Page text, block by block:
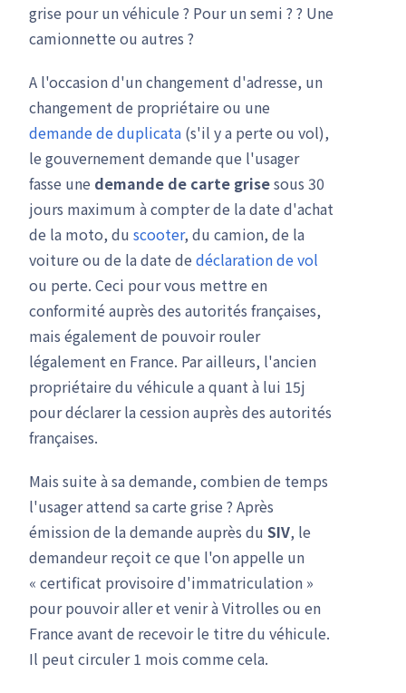
grise pour un véhicule ? Pour un semi ? ? Une
camionnette ou autres ?
A l'occasion d'un changement d'adresse, un
changement de propriétaire ou une
demande de duplicata (s'il y a perte ou vol),
le gouvernement demande que l'usager
fasse une demande de carte grisesous 30
jours maximum à compter de la date d'achat
de la moto, du scooter, du camion, de la
voiture ou de la date de déclaration de vol
ou perte. Ceci pour vous mettre en
conformité auprès des autorités françaises,
mais également de pouvoir rouler
légalement en France. Par ailleurs, l'ancien
propriétaire du véhicule a quant à lui 15j
pour déclarer la cession auprès des autorités
françaises.
Mais suite à sa demande, combien de temps
l'usager attend sa carte grise ? Après
émission de la demande auprès du SIV, le
demandeur reçoit ce que l'on appelle un
« certificat provisoire d'immatriculation »
pour pouvoir aller et venir à Vitrolles ou en
France avant de recevoir le titre du véhicule.
Il peut circuler 1 mois comme cela.